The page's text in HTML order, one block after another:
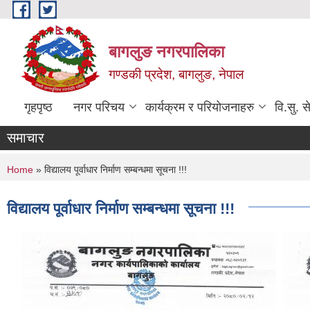
Skip to main content
बागलुङ नगरपालिका
गण्डकी प्रदेश, बागलुङ, नेपाल
गृहपृष्ठ नगर परिचय कार्यक्रम र परियोजनाहरु वि.सु.
समाचार
You are here
Home » विद्यालय पूर्वाधार निर्माण सम्बन्धमा सूचना !!!
विद्यालय पूर्वाधार निर्माण सम्बन्धमा सूचना !!!